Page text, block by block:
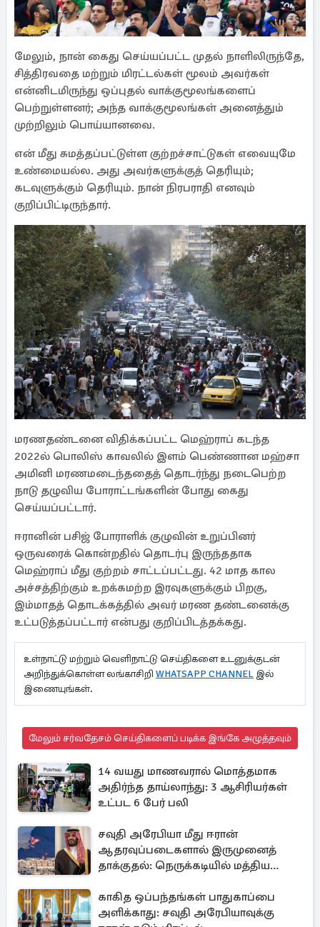
மேலும், நான் கைது செய்யப்பட்ட முதல் நாளிலிருந்தே,
சித்திரவதை மற்றும் மிரட்டல்கள் மூலம் அவர்கள்
என்னிடமிருந்து ஒப்புதல் வாக்குமூலங்களைப்
பெற்றுள்ளனர்; அந்த வாக்குமூலங்கள் அனைத்தும்
முற்றிலும் பொய்யானவை.
என் மீது சுமத்தப்பட்டுள்ள குற்றச்சாட்டுகள் எவையுமே
உண்மையல்ல. அது அவர்களுக்குத் தெரியும்;
கடவுளுக்கும் தெரியும். நான் நிரபராதி எனவும்
குறிப்பிட்டிருந்தார்.
மரணதண்டனை விதிக்கப்பட்ட மெஹ்ராப் கடந்த
2022ல் பொலிஸ் காவலில் இளம் பெண்ணான மஹ்சா
அமினி மரணமடைந்ததைத் தொடர்ந்து நடைபெற்ற
நாடு தழுவிய போராட்டங்களின் போது கைது
செய்யப்பட்டார்.
ஈரானின் பசிஜ் போராளிக் குழுவின் உறுப்பினர்
ஒருவரைக் கொன்றதில் தொடர்பு இருந்ததாக
மெஹ்ராப் மீது குற்றம் சாட்டப்பட்டது. 42 மாத கால
அச்சத்திற்கும் உறக்கமற்ற இரவுகளுக்கும் பிறகு,
இம்மாதத் தொடக்கத்தில் அவர் மரண தண்டனைக்கு
உட்படுத்தப்பட்டார் என்பது குறிப்பிடத்தக்கது.
உள்நாட்டு மற்றும் வெளிநாட்டு செய்திகளை உடனுக்குடன்
அறிந்துக்கொள்ள லங்காசிறி WHATSAPP CHANNEL இல்
இணையுங்கள்.
மேலும் சர்வதேசம் செய்திகளைப் படிக்க இங்கே அழுத்தவும்
14 வயது மாணவரால் மொத்தமாக
அதிர்ந்த தாய்லாந்து: 3 ஆசிரியர்கள்
உட்பட 6 பேர் பலி
சவுதி அரேபியா மீது ஈரான்
ஆதரவுப்படைகளால் இருமுனைத்
தாக்குதல்: நெருக்கடியில் மத்திய
காகித ஒப்பந்தங்கள் பாதுகாப்பை
அளிக்காது: சவுதி அரேபியாவுக்கு